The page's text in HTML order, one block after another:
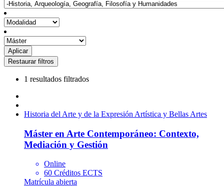
1 resultados filtrados
Historia del Arte y de la Expresión Artística y Bellas Artes
Máster en Arte Contemporáneo: Contexto,
Mediación y Gestión
Online
60 Créditos ECTS
Matrícula abierta